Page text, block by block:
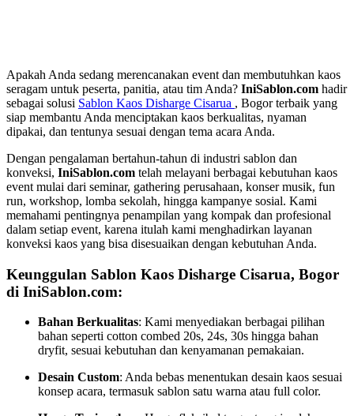
Apakah Anda sedang merencanakan event dan membutuhkan kaos
seragam untuk peserta, panitia, atau tim Anda? IniSablon.com hadir
sebagai solusi Sablon Kaos Disharge Cisarua , Bogor terbaik yang
siap membantu Anda menciptakan kaos berkualitas, nyaman
dipakai, dan tentunya sesuai dengan tema acara Anda.
Dengan pengalaman bertahun-tahun di industri sablon dan
konveksi, IniSablon.com telah melayani berbagai kebutuhan kaos
event mulai dari seminar, gathering perusahaan, konser musik, fun
run, workshop, lomba sekolah, hingga kampanye sosial. Kami
memahami pentingnya penampilan yang kompak dan profesional
dalam setiap event, karena itulah kami menghadirkan layanan
konveksi kaos yang bisa disesuaikan dengan kebutuhan Anda.
Keunggulan Sablon Kaos Disharge Cisarua, Bogor
di IniSablon.com:
Bahan Berkualitas: Kami menyediakan berbagai pilihan
bahan seperti cotton combed 20s, 24s, 30s hingga bahan
dryfit, sesuai kebutuhan dan kenyamanan pemakaian.
Desain Custom: Anda bebas menentukan desain kaos sesuai
konsep acara, termasuk sablon satu warna atau full color.